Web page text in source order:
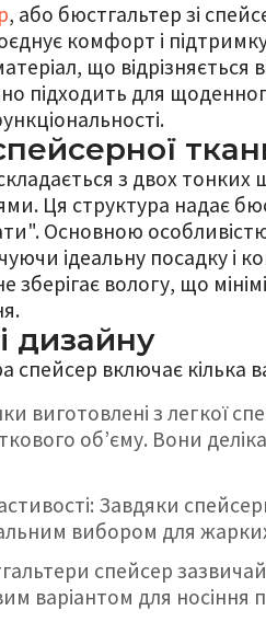
, або бюстгальтер зі
комфорт і
що
підходить для
з двох
Ця структура надає
Основною
ідеальну посадку і
зберігає вологу, що
дизайну
спейсер включає кілька
виготовлені з легкої
об’єму. Вони
Завдяки
вибором для
спейсер
варіантом для